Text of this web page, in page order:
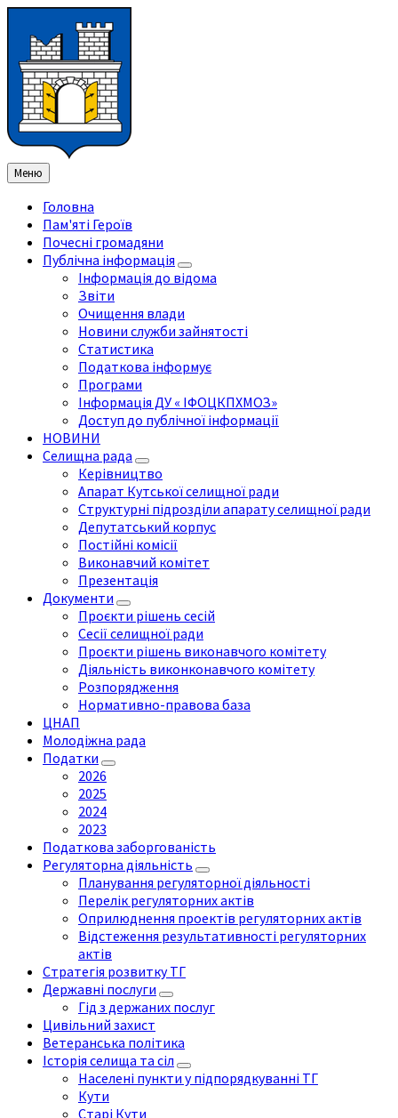
змісту
ліву
бічну
панель
праву
бічну
панель
нижнього
колонтитула
Меню
Головна
Пам'яті Героїв
Почесні громадяни
Публічна інформація
Інформація до відома
Звіти
Очищення влади
Новини служби зайнятості
Статистика
Податкова інформує
Програми
Інформація ДУ « ІФОЦКПХМОЗ»
Доступ до публічної інформації
НОВИНИ
Селищна рада
Керівництво
Апарат Кутської селищної ради
Структурні підрозділи апарату селищної ради
Депутатський корпус
Постійні комісії
Виконавчий комітет
Презентація
Документи
Проєкти рішень сесій
Сесії селищної ради
Проєкти рішень виконавчого комітету
Діяльність виконконавчого комітету
Розпорядження
Нормативно-правова база
ЦНАП
Молодіжна рада
Податки
2026
2025
2024
2023
Податкова заборгованість
Регуляторна діяльність
Планування регуляторної діяльності
Перелік регуляторних актів
Оприлюднення проектів регуляторних актів
Відстеження результативності регуляторних
актів
Стратегія розвитку ТГ
Державні послуги
Гід з держаних послуг
Цивільний захист
Ветеранська політика
Історія селища та сіл
Населені пункти у підпорядкуванні ТГ
Кути
Старі Кути